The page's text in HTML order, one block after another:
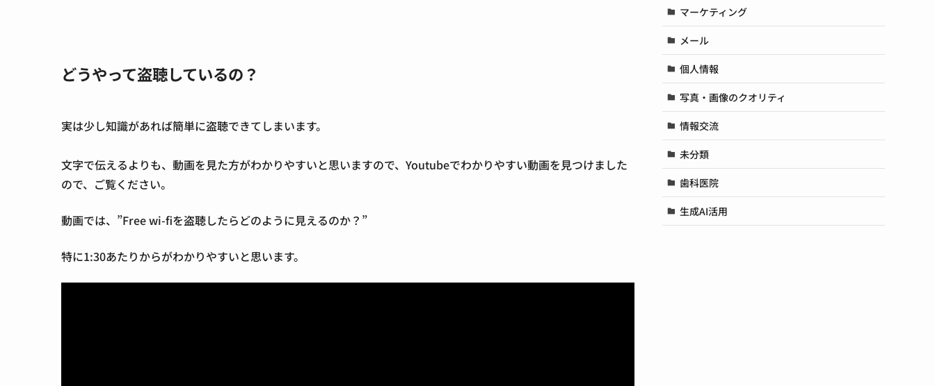
どうやって盗聴しているの？
実は少し知識があれば簡単に盗聴できてしまいます。
文字で伝えるよりも、動画を見た方がわかりやすいと思いますので、Youtubeでわかりやすい動画を見つけました
ので、ご覧ください。
動画では、”Free wi-fiを盗聴したらどのように見えるのか？”
特に1:30あたりからがわかりやすいと思います。
マーケティング
メール
個人情報
写真・画像のクオリティ
情報交流
未分類
歯科医院
生成AI活用